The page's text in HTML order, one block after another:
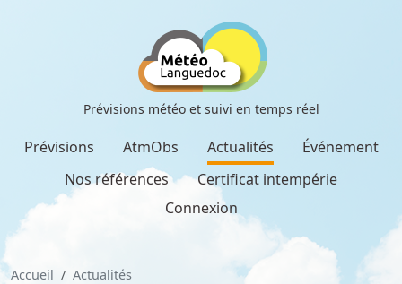
Prévisions météo et suivi en temps réel
Prévisions AtmObs Actualités
Événement
Nos références
Certificat intempérie
Connexion
Accueil
Actualités